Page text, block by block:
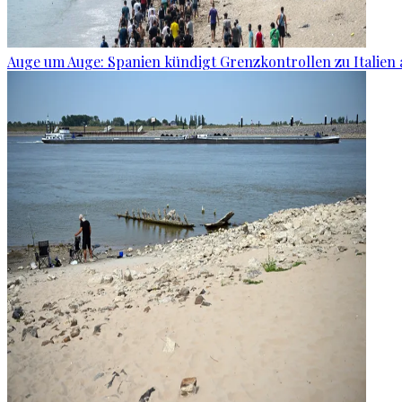
Auge um Auge: Spanien kündigt Grenzkontrollen zu Italien